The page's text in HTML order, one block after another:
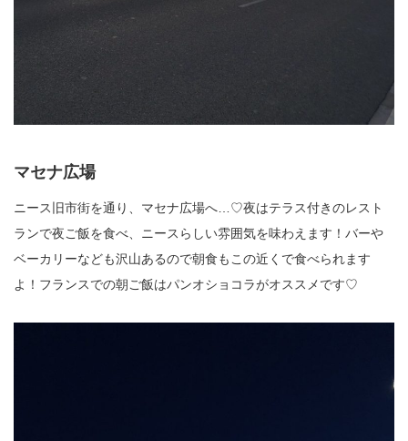
マセナ広場
ニース旧市街を通り、マセナ広場へ…♡夜はテラス付きのレスト
ランで夜ご飯を食べ、ニースらしい雰囲気を味わえます！バーや
ベーカリーなども沢山あるので朝食もこの近くで食べられます
よ！フランスでの朝ご飯はパンオショコラがオススメです♡